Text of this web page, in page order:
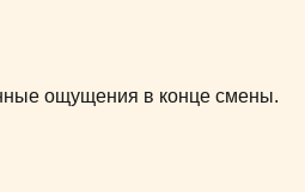
ощущения в конце смены.